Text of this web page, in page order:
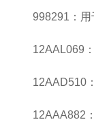
998291：用
12AAL069
12AAD510
12AAA882